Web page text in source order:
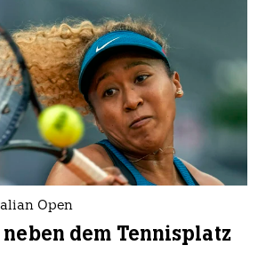
Open
dem Tennisplatz